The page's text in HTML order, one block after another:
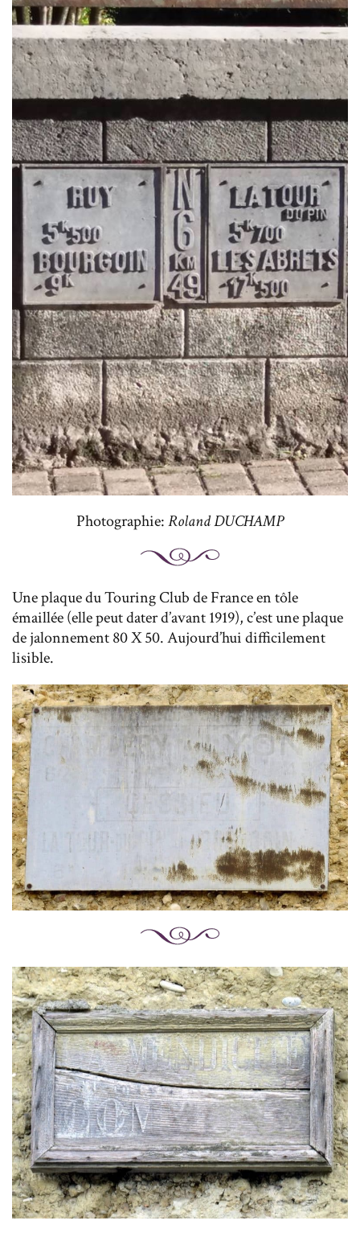
Photographie:Roland DUCHAMP
Une plaque du Touring Club de France en tôle
émaillée (elle peut dater d’avant 1919), c’est une plaque
de jalonnement 80 X 50. Aujourd’hui difficilement
lisible.